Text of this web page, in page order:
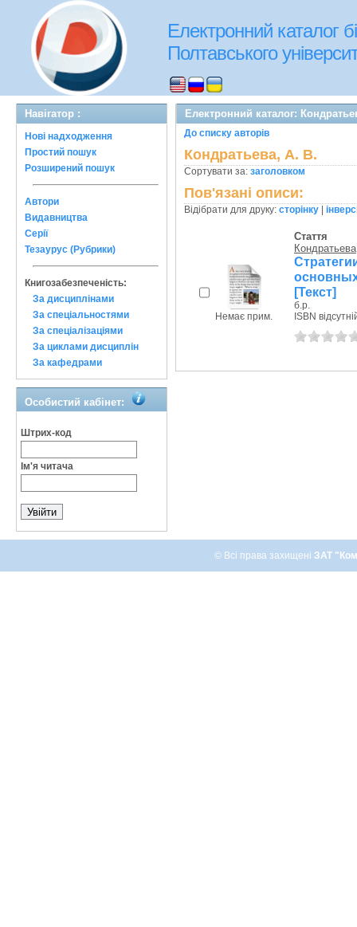
Електронний каталог
Полтавського
Навігатор :
Нові надходження
Простий пошук
Розширений пошук
Автори
Видавництва
Серії
Тезаурус (Рубрики)
Книгозабезпеченість:
За дисциплінами
За спеціальностями
За спеціалізаціями
За циклами дисциплін
За кафедрами
Особистий кабінет:
Штрих-код
Ім'я читача
Електронний каталог:
До списку авторів
Кондратьева, А. В.
Сортувати за: заголовком
Пов'язані описи:
Відібрати для друку: сторінку
Немає прим.
Стаття
[Текст]
б.р.
ISBN
© Всі права захищені ЗАТ